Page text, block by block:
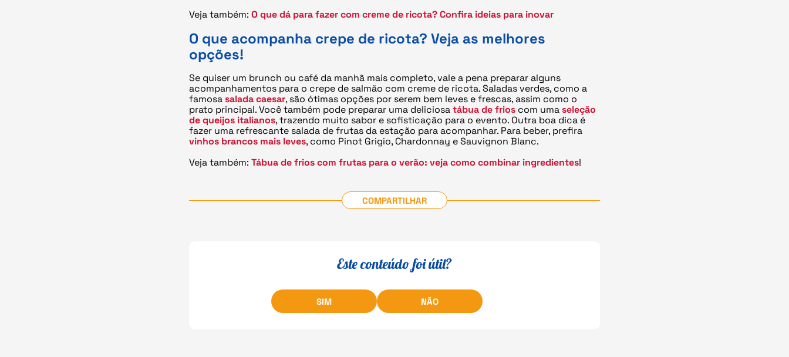
Veja também: O que dá para fazer com creme de ricota? Confira ideias para inovar
O que acompanha crepe de ricota? Veja as melhores
opções!
Se quiser um brunch ou café da manhã mais completo, vale a pena preparar alguns
acompanhamentos para o crepe de salmão com creme de ricota. Saladas verdes, como a
famosasalada caesar, são ótimas opções por serem bem leves e frescas, assim como o
prato principal. Você também pode preparar uma deliciosatábua de frios com umaseleção
de queijos italianos, trazendo muito sabor e sofisticação para o evento. Outra boa dica é
fazer uma refrescante salada de frutas da estação para acompanhar. Para beber, prefira
vinhos brancos mais leves, como Pinot Grigio, Chardonnay e Sauvignon Blanc.
Veja também: Tábua de frios com frutas para o verão: veja como combinar ingredientes!
COMPARTILHAR
Este conteúdo foi útil?
SIM NÃO